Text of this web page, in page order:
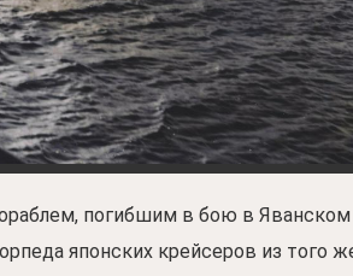
погибшим в бою в
японских крейсеров из того